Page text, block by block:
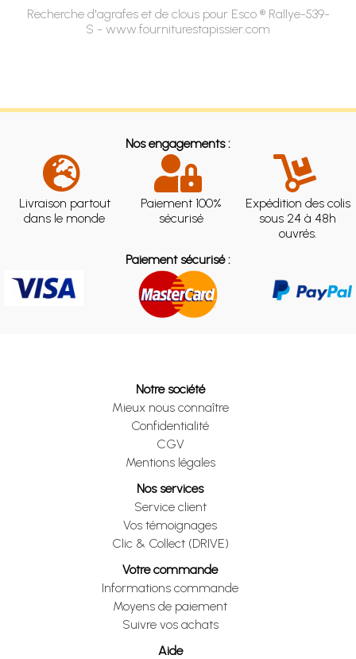
Recherche d'agrafes et de clous pour Esco ® Rallye-539-
S - www.fourniturestapissier.com
Nos engagements :
Livraison partout
dans le monde
Paiement 100%
sécurisé
Expédition des colis
sous 24 à 48h
ouvrés.
Paiement sécurisé :
Notre société
Mieux nous connaître
Confidentialité
CGV
Mentions légales
Nos services
Service client
Vos témoignages
Clic & Collect (DRIVE)
Votre commande
Informations commande
Moyens de paiement
Suivre vos achats
Aide